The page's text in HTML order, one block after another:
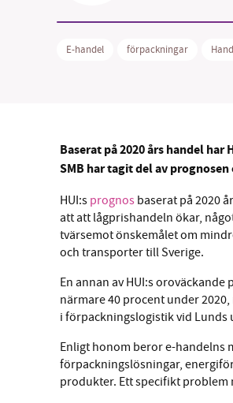
E-handel förpackningar
Baserat på 2020 års handel
SMB har tagit del av
HUI:s prognos baserat på 2020
att att lågprishandeln ökar,
tvärsemot önskemålet om
och transporter till Sverige.
En annan av HUI:s
närmare 40 procent under
i förpackningslogistik vid
Enligt honom beror e-handelns
förpackningslösningar,
produkter. Ett specifikt